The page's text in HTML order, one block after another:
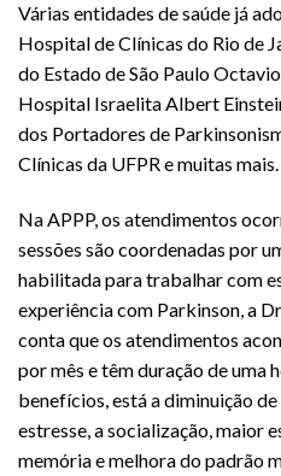
Várias entidades de saúde já
Hospital de Clínicas do Rio de
do Estado de São Paulo
Hospital Israelita Albert
dos Portadores de
Clínicas da UFPR e muitas mais.
Na APPP, os atendimentos
sessões são coordenadas por
habilitada para trabalhar com
experiência com Parkinson, a
conta que os atendimentos
por mês e têm duração de uma
benefícios, está a diminuição
estresse, a socialização, maior
memória e melhora do padrão